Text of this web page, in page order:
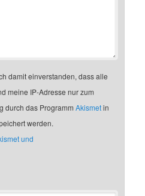
damit einverstanden, dass alle
meine IP-Adresse nur zum
durch das ProgrammAkismetin
werden.
und